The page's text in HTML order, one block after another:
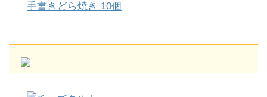
手書きどら焼き 10個